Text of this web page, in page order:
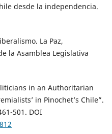
desde la independencia.
La Paz,
la Asamblea Legislativa
in an Authoritarian
in Pinochet’s Chile”.
501. DOI